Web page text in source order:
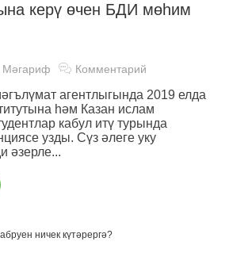
керү өчен БДИ мөһим
Мәгариф Комментарий
агентлыгында 2019 елда
һәм Казан ислам
кабул итү турында
узды. Сүз әлеге уку
әзерле...